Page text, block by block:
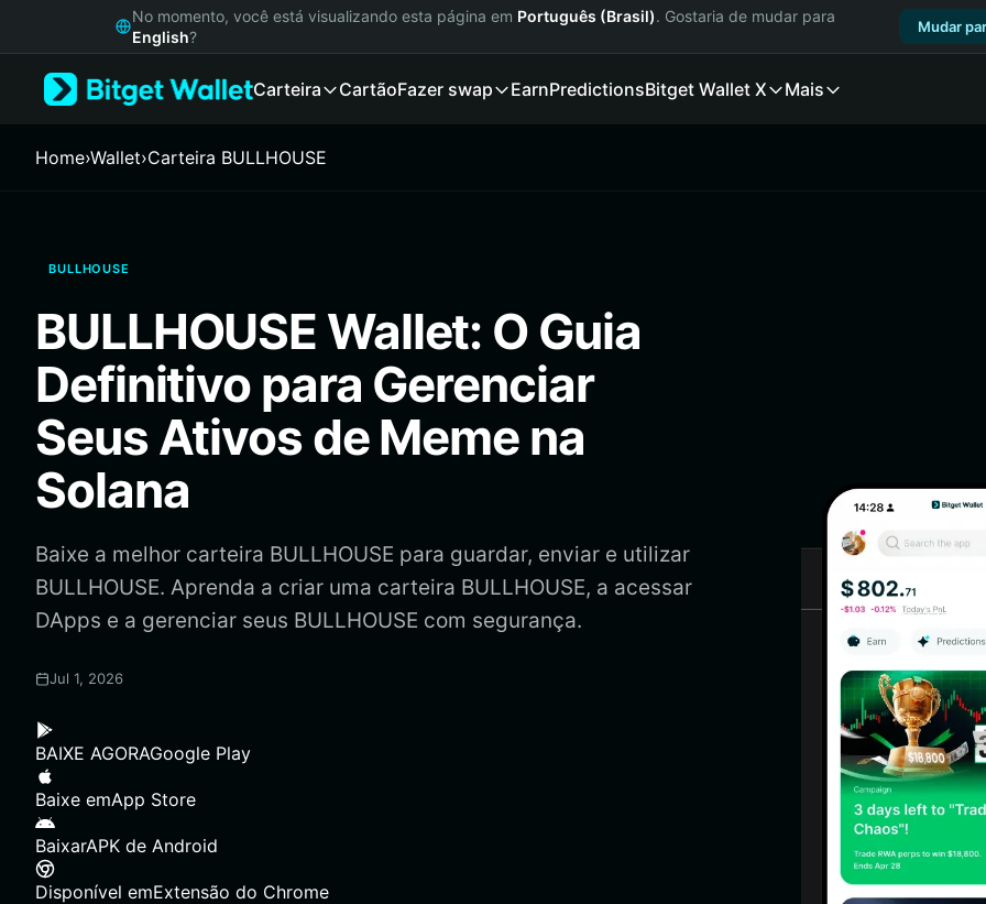
Русский
Italiano
繁體中文
Bahasa Indonesia
ภาษาไทย
Español
Português (Brasil)
Español (Argentina)
No momento, você está visualizando esta página em Português (Brasil). Gostaria de mudar para
English?
Mudar
Carteira CartãoFazer swap EarnPredictionsBitget Wallet X Mais
Home›Wallet›Carteira BULLHOUSE
BULLHOUSE
BULLHOUSE Wallet: O Guia
Definitivo para Gerenciar
Seus Ativos de Meme na
Solana
Baixe a melhor carteira BULLHOUSE para guardar, enviar e utilizar
BULLHOUSE. Aprenda a criar uma carteira BULLHOUSE, a acessar
DApps e a gerenciar seus BULLHOUSE com segurança.
Jul 1, 2026
BAIXE AGORAGoogle Play
Baixe emApp Store
BaixarAPK de Android
Disponível emExtensão do Chrome